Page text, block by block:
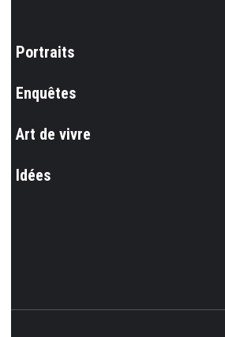
Portraits
Enquêtes
Art de vivre
Idées